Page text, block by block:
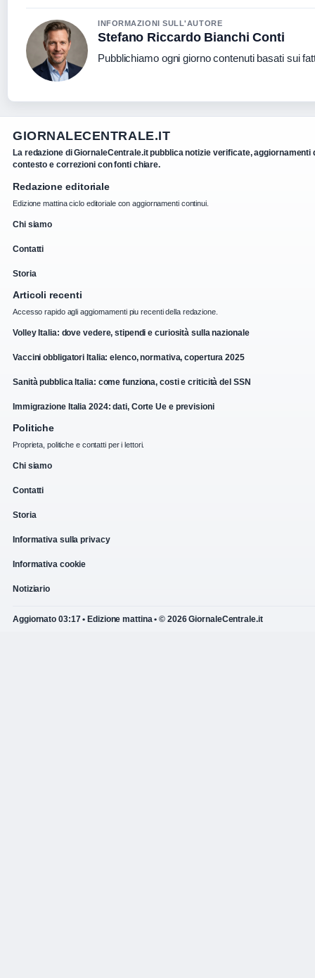
INFORMAZIONI SULL'AUTORE
Stefano Riccardo Bianchi Conti
Pubblichiamo ogni giorno contenuti basati sui
GIORNALECENTRALE.IT
La redazione di GiornaleCentrale.it pubblica notizie verificate, aggiornamenti
contesto e correzioni con fonti chiare.
Redazione editoriale
Edizione mattina ciclo editoriale con aggiornamenti continui.
Chi siamo
Contatti
Storia
Articoli recenti
Accesso rapido agli aggiornamenti piu recenti della redazione.
Volley Italia: dove vedere, stipendi e curiosità sulla nazionale
Vaccini obbligatori Italia: elenco, normativa, copertura 2025
Sanità pubblica Italia: come funziona, costi e criticità del SSN
Immigrazione Italia 2024: dati, Corte Ue e previsioni
Politiche
Proprieta, politiche e contatti per i lettori.
Chi siamo
Contatti
Storia
Informativa sulla privacy
Informativa cookie
Notiziario
Aggiornato 03:17 • Edizione mattina • © 2026 GiornaleCentrale.it